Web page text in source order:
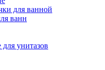
для ванной
ванн
унитазов